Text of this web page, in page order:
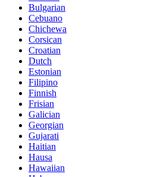
Bulgarian
Cebuano
Chichewa
Corsican
Croatian
Dutch
Estonian
Filipino
Finnish
Frisian
Galician
Georgian
Gujarati
Haitian
Hausa
Hawaiian